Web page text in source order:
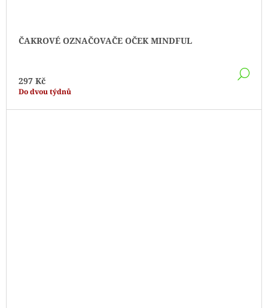
ČAKROVÉ OZNAČOVAČE OČEK MINDFUL
297 Kč
Do dvou týdnů